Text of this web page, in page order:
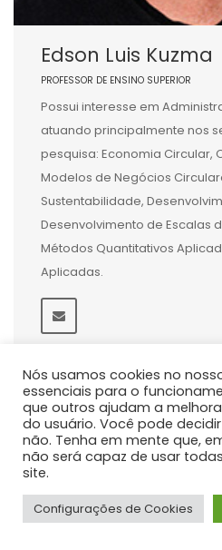
Edson Luis Kuzma
PROFESSOR DE ENSINO SUPERIOR
Possui interesse em
atuando principalmente nos
pesquisa: Economia Circular,
Modelos de Negócios
Sustentabilidade,
Desenvolvimento de Escalas
Métodos Quantitativos
Aplicadas.
Nós usamos cookies no
essenciais para o
que outros ajudam a
do usuário. Você pode
não. Tenha em mente que,
não será capaz de usar
site.
Configurações de Cookies